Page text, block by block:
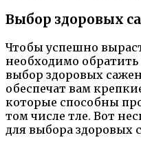
Выбор здоровых
Чтобы успешно
необходимо
выбор здоровых
обеспечат вам
которые способны
том числе тле. Вот
для выбора здоровых